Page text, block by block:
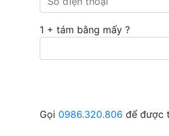
1 + tám bằng mấy ?
Gọi 0986.320.806 để được